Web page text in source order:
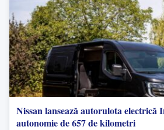
Nissan lansează autorulota electrică
autonomie de 657 de kilometri